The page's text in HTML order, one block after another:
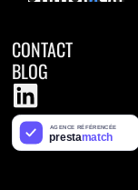
CONTACT
BLOG